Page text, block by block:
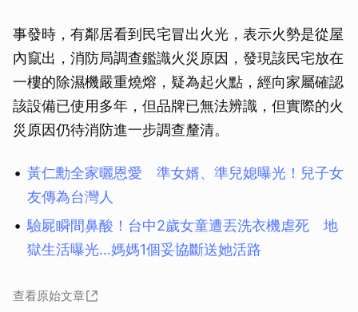
事發時，有鄰居看到民宅冒出火光，表示火勢是從屋
內竄出，消防局調查鑑識火災原因，發現該民宅放在
一樓的除濕機嚴重燒熔，疑為起火點，經向家屬確認
該設備已使用多年，但品牌已無法辨識，但實際的火
災原因仍待消防進一步調查釐清。
黃仁勳全家曬恩愛 準女婿、準兒媳曝光！兒子女
友傳為台灣人
驗屍瞬間鼻酸！台中2歲女童遭丟洗衣機虐死 地
獄生活曝光…媽媽1個妥協斷送她活路
查看原始文章